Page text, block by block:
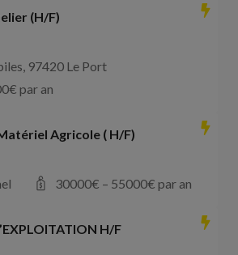
(H/F)
97420 Le Port
€ par an
Agricole ( H/F)
30000€ – 55000€ par an
H/F